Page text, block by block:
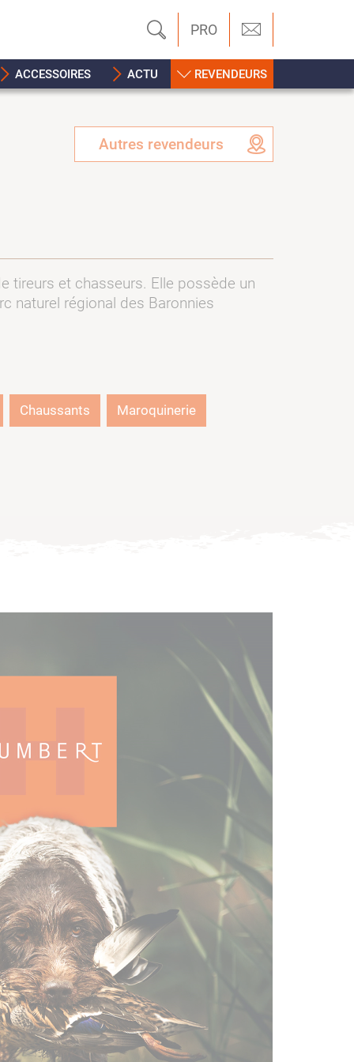
PRO
ACCESSOIRES ACTU REVENDEURS
Autres revendeurs
tireurs et chasseurs. Elle possède un
naturel régional des Baronnies
Chaussants Maroquinerie